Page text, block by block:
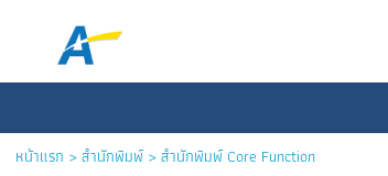
หน้าแรก > สำนักพิมพ์ >สำนักพิมพ์ Core Function